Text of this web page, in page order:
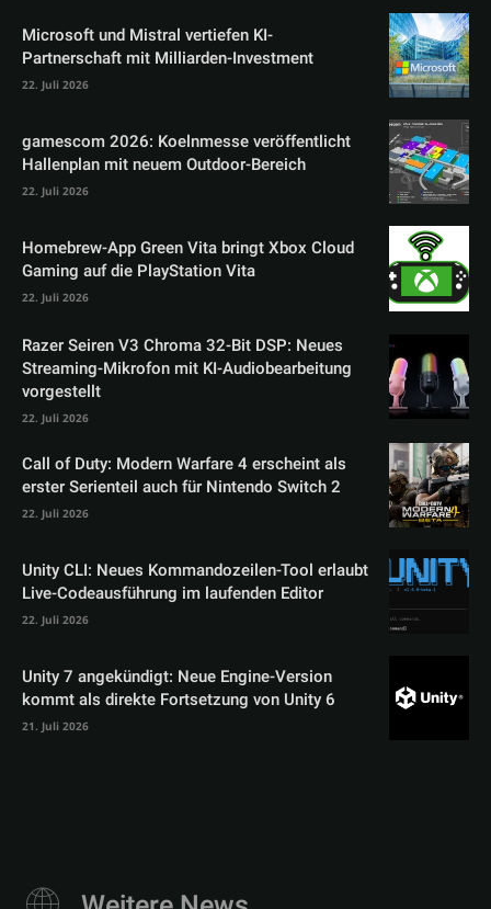
Microsoft und Mistral vertiefen KI-
Partnerschaft mit Milliarden-Investment
22. Juli 2026
gamescom 2026: Koelnmesse veröffentlicht
Hallenplan mit neuem Outdoor-Bereich
22. Juli 2026
Homebrew-App Green Vita bringt Xbox Cloud
Gaming auf die PlayStation Vita
22. Juli 2026
Razer Seiren V3 Chroma 32-Bit DSP: Neues
Streaming-Mikrofon mit KI-Audiobearbeitung
vorgestellt
22. Juli 2026
Call of Duty: Modern Warfare 4 erscheint als
erster Serienteil auch für Nintendo Switch 2
22. Juli 2026
Unity CLI: Neues Kommandozeilen-Tool erlaubt
Live-Codeausführung im laufenden Editor
22. Juli 2026
Unity 7 angekündigt: Neue Engine-Version
kommt als direkte Fortsetzung von Unity 6
21. Juli 2026